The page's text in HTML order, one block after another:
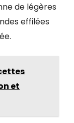
de légères
effilées
et